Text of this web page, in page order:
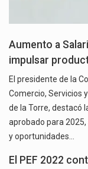
Aumento a
impulsar
El presidente de la
Comercio, Servicios
de la Torre, destacó
aprobado para
y oportunidades…
El PEF 2022